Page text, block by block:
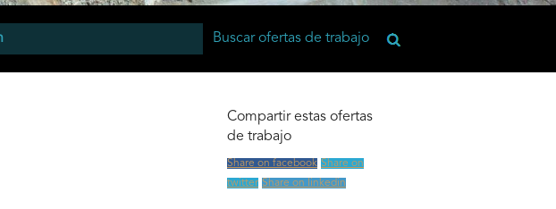
Compartir estas ofertas
de trabajo
Share on facebook Share on
twitter Share on linkedin